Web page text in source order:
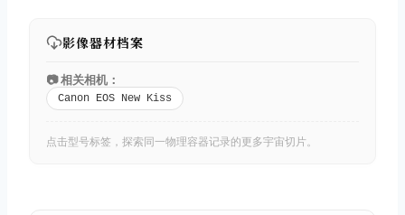
影像器材档案
📷 相关相机：
Canon EOS New Kiss
点击型号标签，探索同一物理容器记录的更多宇宙切片。